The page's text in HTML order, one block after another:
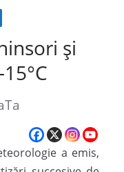
și
a emis,